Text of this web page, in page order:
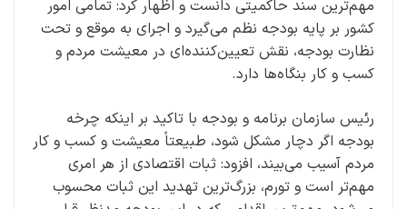
مهم‌ترین سند حاکمیتی دانست و اظهار کرد: تمامی امور
کشور بر پایه بودجه نظم می‌گیرد و اجرای به موقع و تحت
نظارت بودجه، نقش تعیین‌کننده‌ای در معیشت مردم و
کسب و کار بنگاه‌ها دارد.
رئیس سازمان برنامه و بودجه با تاکید بر اینکه چرخه
بودجه اگر دچار مشکل شود، طبیعتاً معیشت و کسب و کار
مردم آسیب می‌بیند، افزود: ثبات اقتصادی از هر امری
مهم‌تر است و تورم، بزرگ‌ترین تهدید این ثبات محسوب